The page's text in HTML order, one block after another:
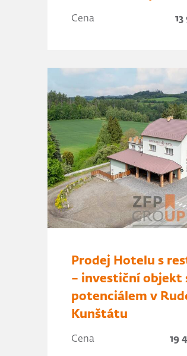
Cena 13
Prodej Hotelu s
– investiční objekt
potenciálem v
Kunštátu
Cena 19